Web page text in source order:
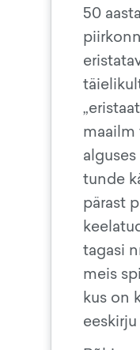
50
maailm
tunde
pärast
tagasi
meis
kus on